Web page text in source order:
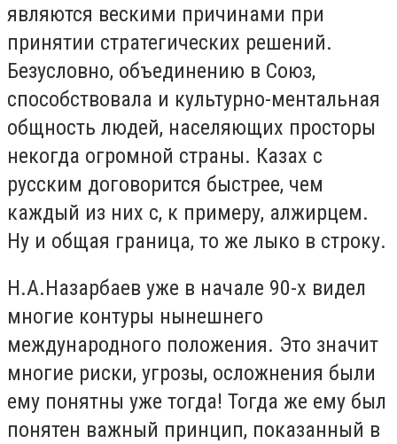
являются вескими причинами при
принятии стратегических решений.
Безусловно, объединению в Союз,
способствовала и культурно-ментальная
общность людей, населяющих просторы
некогда огромной страны. Казах с
русским договорится быстрее, чем
каждый из них с, к примеру, алжирцем.
Ну и общая граница, то же лыко в строку.
Н.А.Назарбаев уже в начале 90-х видел
многие контуры нынешнего
международного положения. Это значит
многие риски, угрозы, осложнения были
ему понятны уже тогда! Тогда же ему был
понятен важный принцип, показанный в